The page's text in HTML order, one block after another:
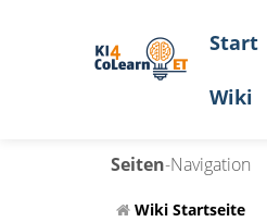
Start
Wiki
Seiten-Navigation
Wiki Startseite